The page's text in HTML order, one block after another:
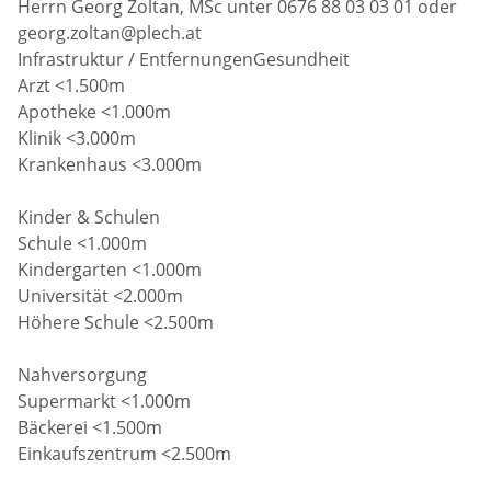
Herrn Georg Zoltan, MSc unter 0676 88 03 03 01 oder
georg.zoltan@plech.at
Infrastruktur / EntfernungenGesundheit
Arzt <1.500m
Apotheke <1.000m
Klinik <3.000m
Krankenhaus <3.000m
Kinder & Schulen
Schule <1.000m
Kindergarten <1.000m
Universität <2.000m
Höhere Schule <2.500m
Nahversorgung
Supermarkt <1.000m
Bäckerei <1.500m
Einkaufszentrum <2.500m